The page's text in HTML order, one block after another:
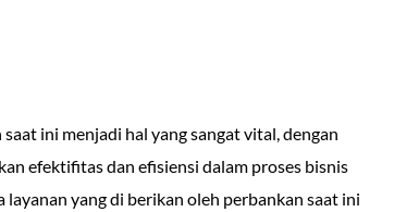
ini menjadi hal yang sangat vital, dengan
efektifitas dan efisiensi dalam proses bisnis
yang di berikan oleh perbankan saat ini